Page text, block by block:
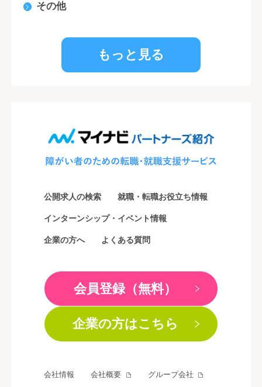
その他
もっと見る
公開求人の検索 就職・転職お役立ち情報
インターンシップ・イベント情報
企業の方へ よくある質問
会員登録（無料）
企業の方はこちら
会社情報 会社概要 グループ会社